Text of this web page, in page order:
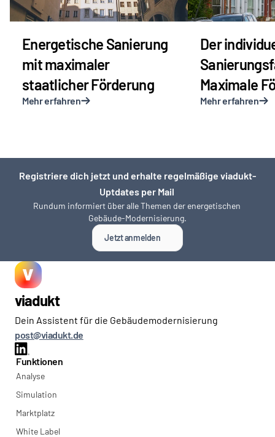
Energetische Sanierung
mit maximaler
staatlicher Förderung
Mehr erfahren
Der
Maximale
Mehr erfahren
Registriere dich jetzt und erhalte regelmäßige viadukt-
Uptdates per Mail
Rundum informiert über alle Themen der energetischen
Gebäude-Modernisierung.
Jetzt anmelden
viadukt
Dein Assistent für die Gebäudemodernisierung
post@viadukt.de
Funktionen
Analyse
Simulation
Marktplatz
White Label